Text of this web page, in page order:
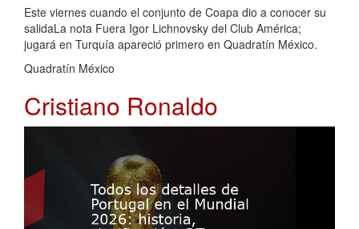
Este viernes cuando el conjunto de Coapa dio a conocer su
salidaLa nota Fuera Igor Lichnovsky del Club América;
jugará en Turquía apareció primero en Quadratín México.
Quadratín México
Cristiano Ronaldo